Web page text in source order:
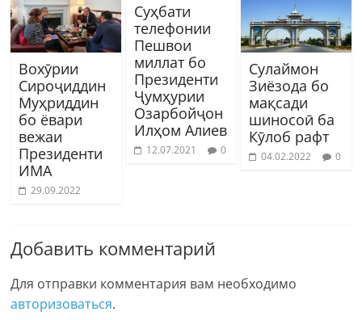
Вохӯрии
Сироҷиддин
Муҳриддин
бо ёвари
вежаи
Президенти
ИМА
29.09.2022
Суҳбати
телефонии
Пешвои
миллат бо
Президенти
Ҷумҳурии
Озарбойҷон
Илҳом Алиев
12.07.2021 0
Сулаймон
Зиёзода бо
мақсади
шиносоӣ ба
Кӯлоб рафт
04.02.2022 0
Добавить комментарий
Для отправки комментария вам необходимо
авторизоваться.